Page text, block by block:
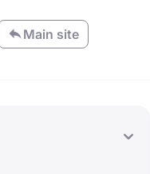
Main site